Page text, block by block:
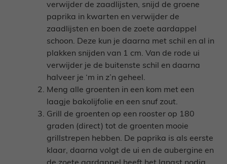
verwijder de zaadlijsten, snijd de groene
paprika in kwarten en verwijder de
zaadlijsten en boen de zoete aardappel
schoon. Deze kun je daarna met schil en al in
plakken snijden van 1 cm. Van de rode ui
verwijder je de buitenste schil en daarna
halveer je ‘m in z’n geheel.
Meng alle groenten in een kom met een
laagje bakolijfolie en een snuf zout.
Grill de groenten op een rooster op 180
graden (direct) tot de groenten mooie
grillstrepen hebben. De paprika is als eerste
klaar, daarna volgt de ui en de aubergine en